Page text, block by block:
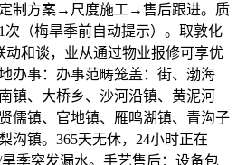
制方案→尺度施工→售后跟进。质
（梅旱季前自动提示）。取敦化
动和谈，业从通过物业报修可享优
办事：办事范畴笼盖：街、渤海
镇、大桥乡、沙河沿镇、黄泥河
儒镇、官地镇、雁鸣湖镇、青沟子
沟镇。365天无休，24小时正在
季突发漏水。手艺售后：设备包